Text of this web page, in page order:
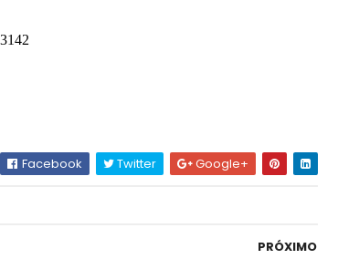
Facebook Twitter Google+
PRÓXIMO